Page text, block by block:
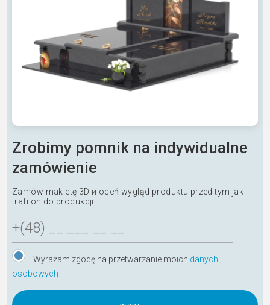
Zrobimy pomnik na indywidualne
zamówienie
Zamów makietę 3D и oceń wygląd produktu przed tym jak
trafi on do produkcji
Wyrażam zgodę na przetwarzanie moich danych
osobowych